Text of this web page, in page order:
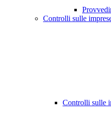
Controlli sulle
Controlli sulle